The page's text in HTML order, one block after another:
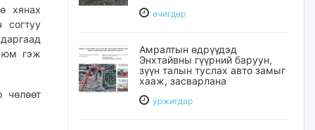
хянах
согтуу
юм гэж
чөлөөт
өчигдѳр
Амралтын өдрүүдэд
Энхтайвны гүүрний баруун,
зүүн талын туслах авто замыг
хааж, засварлана
уржигдар